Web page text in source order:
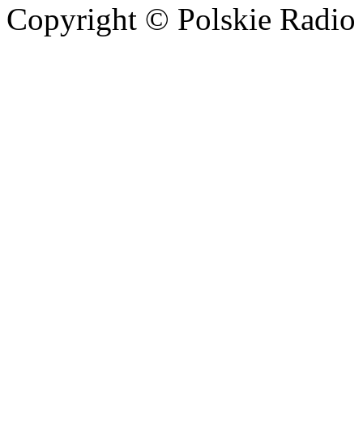
Copyright © Polskie